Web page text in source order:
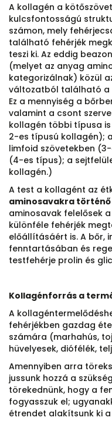
A kollagén a
kulcsfontosságú
számon, mely
található fehérjék
teszi ki. Az eddig
(melyet az anyag
kategorizálnak) közül
változatból található a
Ez a mennyiség a
valamint a csont
kollagén többi típusa
2-es típusú kollagén);
limfoid szövetekben
(4-es típus); a
kollagén.)
A test a kollagént az
aminosavakra
aminosavak felelősek
különféle fehérjék
előállításáért is. A bőr,
fenntartásában és
testfehérje prolin és
Kollagénforrás a
A
fehérjékben gazdag
számára (marhahús,
hüvelyesek, diófélék,
Amennyiben arra
jussunk hozzá a
törekednünk, hogy a
fogyasszuk el;
étrendet alakítsunk ki